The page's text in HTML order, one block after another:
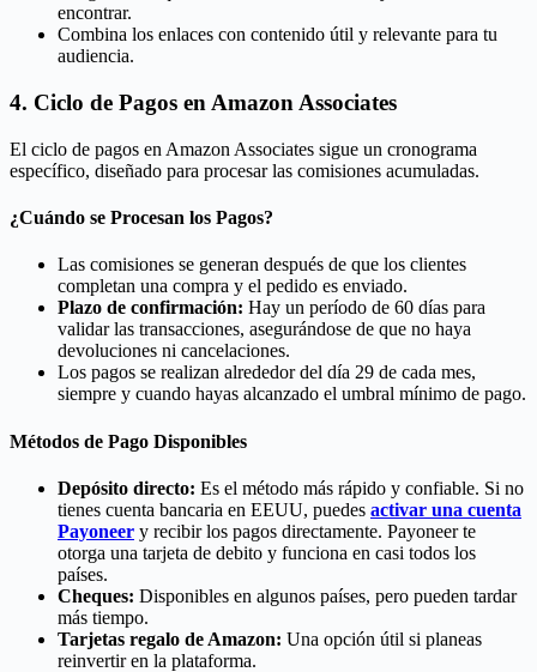
encontrar.
Combina los enlaces con contenido útil y relevante para tu
audiencia.
4. Ciclo de Pagos en Amazon Associates
El ciclo de pagos en Amazon Associates sigue un cronograma
específico, diseñado para procesar las comisiones acumuladas.
¿Cuándo se Procesan los Pagos?
Las comisiones se generan después de que los clientes
completan una compra y el pedido es enviado.
Plazo de confirmación: Hay un período de 60 días para
validar las transacciones, asegurándose de que no haya
devoluciones ni cancelaciones.
Los pagos se realizan alrededor del día 29 de cada mes,
siempre y cuando hayas alcanzado el umbral mínimo de pago.
Métodos de Pago Disponibles
Depósito directo: Es el método más rápido y confiable. Si no
tienes cuenta bancaria en EEUU, puedes activar una cuenta
Payoneer y recibir los pagos directamente. Payoneer te
otorga una tarjeta de debito y funciona en casi todos los
países.
Cheques: Disponibles en algunos países, pero pueden tardar
más tiempo.
Tarjetas regalo de Amazon: Una opción útil si planeas
reinvertir en la plataforma.